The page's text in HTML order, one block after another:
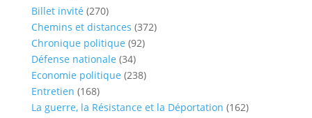
Billet invité (270)
Chemins et distances (372)
Chronique politique (92)
Défense nationale (34)
Economie politique (238)
Entretien (168)
La guerre, la Résistance et la Déportation (162)